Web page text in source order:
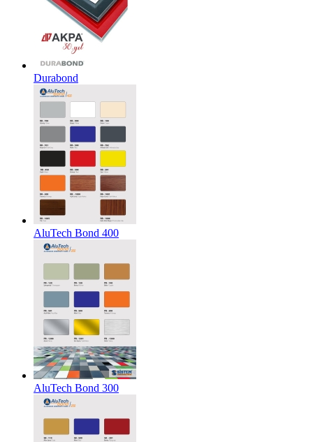
Durabond
AluTech Bond 400
AluTech Bond 300